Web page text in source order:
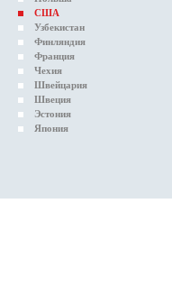
США
Узбекистан
Финляндия
Франция
Чехия
Швейцария
Швеция
Эстония
Япония